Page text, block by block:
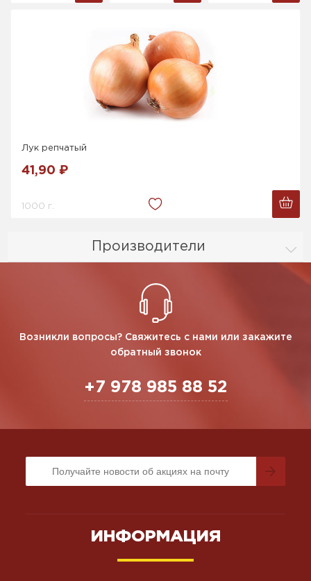
Производители
Лук репчатый
41,90 ₽
1000 г.
Возникли вопросы? Свяжитесь с нами или закажите
обратный звонок
+7 978 985 88 52
ИНФОРМАЦИЯ